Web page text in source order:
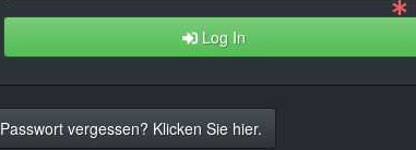
Log In
Passwort vergessen? Klicken Sie hier.